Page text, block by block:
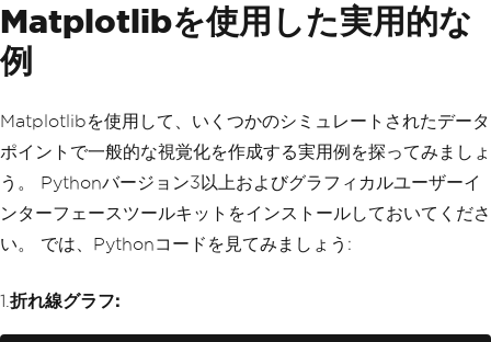
Matplotlibを使用した実用的な
例
Matplotlibを使用して、いくつかのシミュレートされたデータ
ポイントで一般的な視覚化を作成する実用例を探ってみましょ
う。 Pythonバージョン3以上およびグラフィカルユーザーイ
ンターフェースツールキットをインストールしておいてくださ
い。 では、Pythonコードを見てみましょう:
1. 折れ線グラフ: